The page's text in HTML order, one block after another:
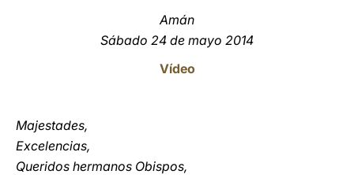
Amán
Sábado 24 de mayo 2014
Vídeo
Majestades,
Excelencias,
Queridos hermanos Obispos,